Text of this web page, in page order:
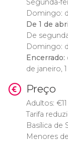
Segunda-
Domingo:
De 1 de
De
Domingo:
Encerrado:
de janeiro,
Preço
Adultos: €
Tarifa
Basílica de
Menores